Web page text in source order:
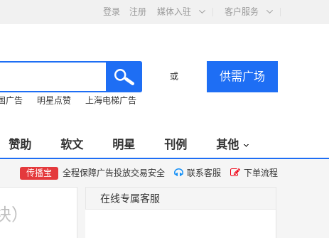
登录 注册 媒体入驻 客户服务
或 供需广场
广告 明星点赞 上海电梯广告
赞助 软文 明星 刊例 其他
传播宝 全程保障广告投放交易安全 联系客服 下单流程
在线专属客服